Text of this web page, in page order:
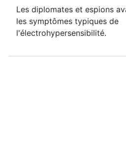
Les diplomates et espions
les symptômes typiques de
l'électrohypersensibilité.